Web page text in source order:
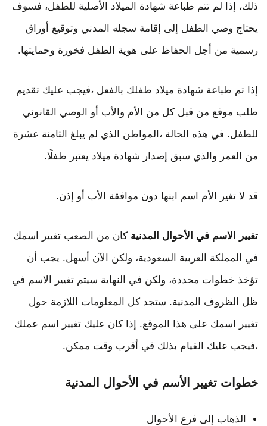
ذلك، إذا لم تتم طباعة شهادة الميلاد الأصلية للطفل، فسوف
يحتاج وصي الطفل إلى إقامة سجله المدني وتوقيع أوراق
رسمية من أجل الحفاظ على هوية الطفل فخورة وحمايتها.
إذا تم طباعة شهادة ميلاد طفلك بالفعل ،فيجب عليك تقديم
طلب موقع من قبل كل من الأم والأب أو الوصي القانوني
للطفل. في هذه الحالة ،المواطن الذي لم يبلغ الثامنة عشرة
من العمر والذي سبق إصدار شهادة ميلاد يعتبر طفلًا.
قد لا تغير الأم اسم ابنها دون موافقة الأب أو إذن.
تغيير الاسم في الأحوال المدنية كان من الصعب تغيير اسمك
في المملكة العربية السعودية، ولكن الآن أسهل. يجب أن
تؤخذ خطوات محددة، ولكن في النهاية سيتم تغيير الاسم في
ظل الظروف المدنية. ستجد كل المعلومات اللازمة حول
تغيير اسمك على هذا الموقع. إذا كان عليك تغيير اسم عملك
،فيجب عليك القيام بذلك في أقرب وقت ممكن.
خطوات تغيير الأسم في الأحوال المدنية
الذهاب إلى فرع الأحوال